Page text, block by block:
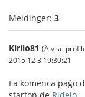
Meldinger: 3
Kirilo81 (Å vise
2015 12 3 19:30:21
La komenca paĝo